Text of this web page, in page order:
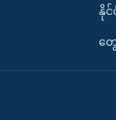
နို
တွေ့